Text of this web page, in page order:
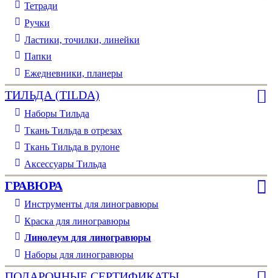
Тетради
Ручки
Ластики, точилки, линейки
Папки
Ежедневники, планеры
ТИЛЬДА (TILDA)
Наборы Тильда
Ткань Тильда в отрезах
Ткань Тильда в рулоне
Аксессуары Тильда
ГРАВЮРА
Инструменты для линогравюры
Краска для линогравюры
Линолеум для линогравюры
Наборы для линогравюры